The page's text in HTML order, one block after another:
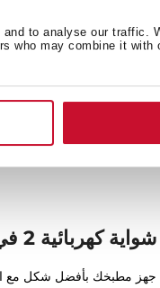
to analyse our traffic.
who may combine it with
grill with 1000W
power and 5 cooking
شواية كهربائية 2 في 1 + صاج كهربائي